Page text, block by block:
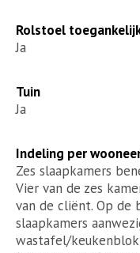
Rolstoel
Ja
Tuin
Ja
Indeling per
Zes slaapkamers
Vier van de zes
van de cliënt. Op de
slaapkamers
wastafel/